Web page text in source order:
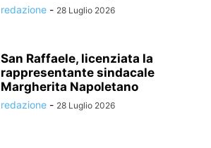
redazione - 28 Luglio 2026
San Raffaele, licenziata la
rappresentante sindacale
Margherita Napoletano
redazione - 28 Luglio 2026